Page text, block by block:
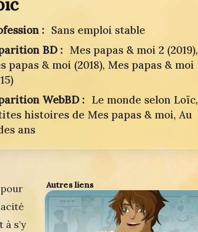
: Sans emploi stable
BD : Mes papas & moi 2 (2019),
papas & moi (2018), Mes papas & moi
WebBD : Le monde selon Loïc,
histoires de Mes papas & moi, Au
ans
pour
s’y
Autres liens